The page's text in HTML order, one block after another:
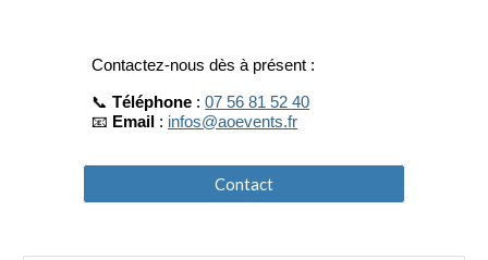
Contactez-nous dès à présent :
📞Téléphone :07 56 81 52 40
📧 Email : infos@aoevents.fr
Contact